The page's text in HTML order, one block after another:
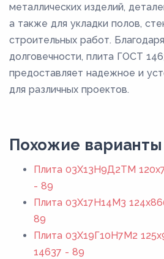
металлических изделий,
а также для укладки полов,
строительных работ.
долговечности, плита ГОСТ
предоставляет надежное и
для различных проектов.
Похожие варианты
Плита 03Х13Н9Д2ТМ
- 89
Плита 03Х17Н14М3
89
Плита 03Х19Г10Н7М2
14637 - 89